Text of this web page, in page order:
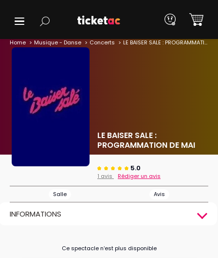
Home Musique - Danse Concerts LE BAISER SALE : PROGRAMMATION DE MAI
LE BAISER SALE :
PROGRAMMATION DE MAI
5.0
1 avis Rédiger un avis
Salle Avis
INFORMATIONS
Ce spectacle n’est plus disponible